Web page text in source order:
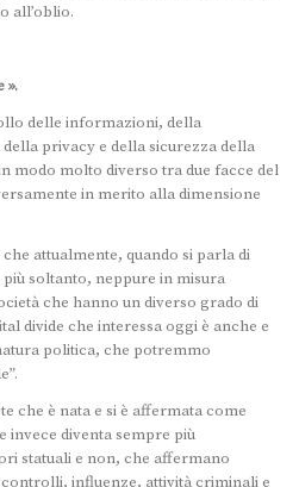
all’oblio.
».
delle informazioni, della
privacy e della sicurezza della
modo molto diverso tra due facce del
in merito alla dimensione
attualmente, quando si parla di
soltanto, neppure in misura
che hanno un diverso grado di
divide che interessa oggi è anche e
politica, che potremmo
che è nata e si è affermata come
invece diventa sempre più
statuali e non, che affermano
influenze, attività criminali e